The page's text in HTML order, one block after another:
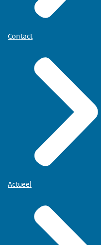
Contact
Actueel